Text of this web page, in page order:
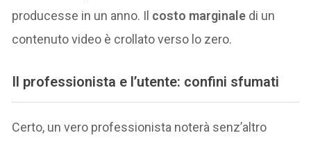
producesse in un anno. Il costo marginale di un
contenuto video è crollato verso lo zero.
Il professionista e l’utente: confini sfumati
Certo, un vero professionista noterà senz’altro